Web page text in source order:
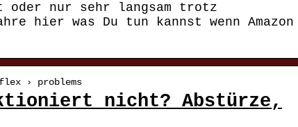
oder nur sehr langsam trotz
hier was Du tun kannst wenn Amazon
› problems
nicht? Abstürze,